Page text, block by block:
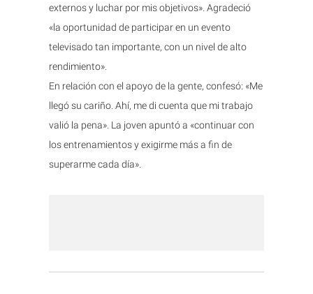
externos y luchar por mis objetivos». Agradeció
«la oportunidad de participar en un evento
televisado tan importante, con un nivel de alto
rendimiento».
En relación con el apoyo de la gente, confesó: «Me
llegó su cariño. Ahí, me di cuenta que mi trabajo
valió la pena». La joven apuntó a «continuar con
los entrenamientos y exigirme más a fin de
superarme cada día».